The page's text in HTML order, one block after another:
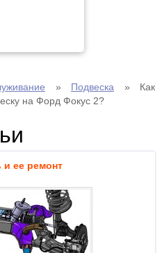
» Подвеска » Как
на Форд Фокус 2?
и ее ремонт